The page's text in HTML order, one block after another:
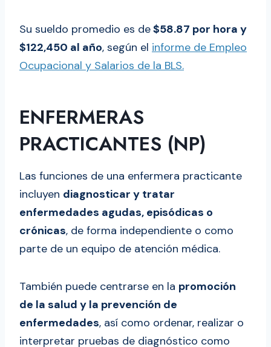
Su sueldo promedio es de$58.87 por hora y
$122,450 al año, según el informe de Empleo
Ocupacional y Salarios de la BLS.
ENFERMERAS
PRACTICANTES (NP)
Las funciones de una enfermera practicante
incluyen diagnosticar y tratar
enfermedades agudas, episódicas o
crónicas, de forma independiente o como
parte de un equipo de atención médica.
También puede centrarse en la promoción
de la salud y la prevención de
enfermedades, así como ordenar, realizar o
interpretar pruebas de diagnóstico como